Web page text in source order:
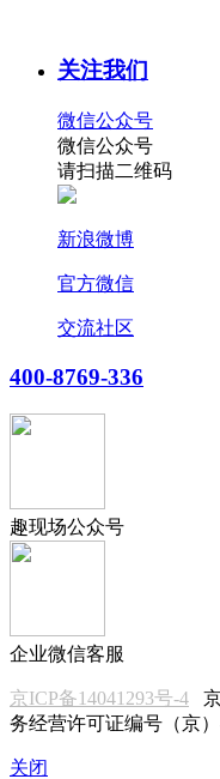
关注我们
微信公众号
微信公众号
请扫描二维码
新浪微博
官方微信
交流社区
400-8769-336
趣现场公众号
企业微信客服
京ICP备14041293号-4
务经营许可证编号（京）
关闭